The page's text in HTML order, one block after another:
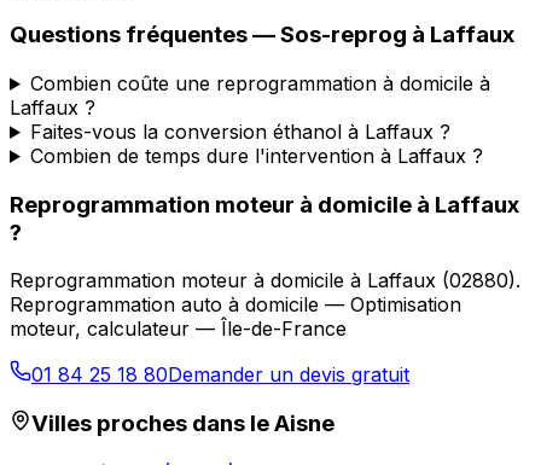
Questions fréquentes —Sos-reprog à Laffaux
Combien coûte une reprogrammation à domicile à
Laffaux ?
Faites-vous la conversion éthanol à Laffaux ?
Combien de temps dure l'intervention à Laffaux ?
Reprogrammation moteur à domicile à Laffaux
?
Reprogrammation moteur à domicile à Laffaux (02880).
Reprogrammation auto à domicile — Optimisation
moteur, calculateur — Île-de-France
01 84 25 18 80Demander un devis gratuit
Villes proches dans leAisne